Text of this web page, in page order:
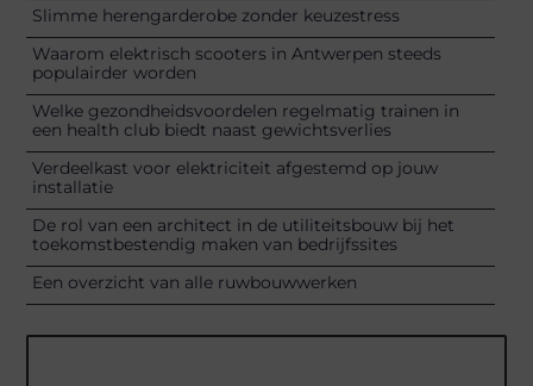
Slimme herengarderobe zonder keuzestress
Waarom elektrisch scooters in Antwerpen steeds
populairder worden
Welke gezondheidsvoordelen regelmatig trainen in
een health club biedt naast gewichtsverlies
Verdeelkast voor elektriciteit afgestemd op jouw
installatie
De rol van een architect in de utiliteitsbouw bij het
toekomstbestendig maken van bedrijfssites
Een overzicht van alle ruwbouwwerken